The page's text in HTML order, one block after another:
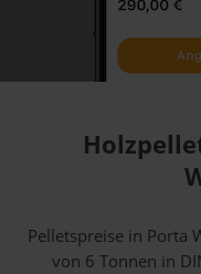
Pelletspreise in Porta
von 6 Tonnen in